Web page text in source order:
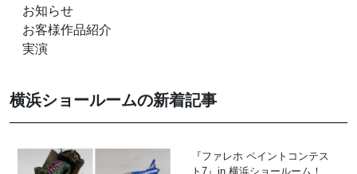
お知らせ
お客様作品紹介
実演
横浜ショールームの新着記事
『ファレホ ペイントコンテス
ト7』in 横浜ショールーム！